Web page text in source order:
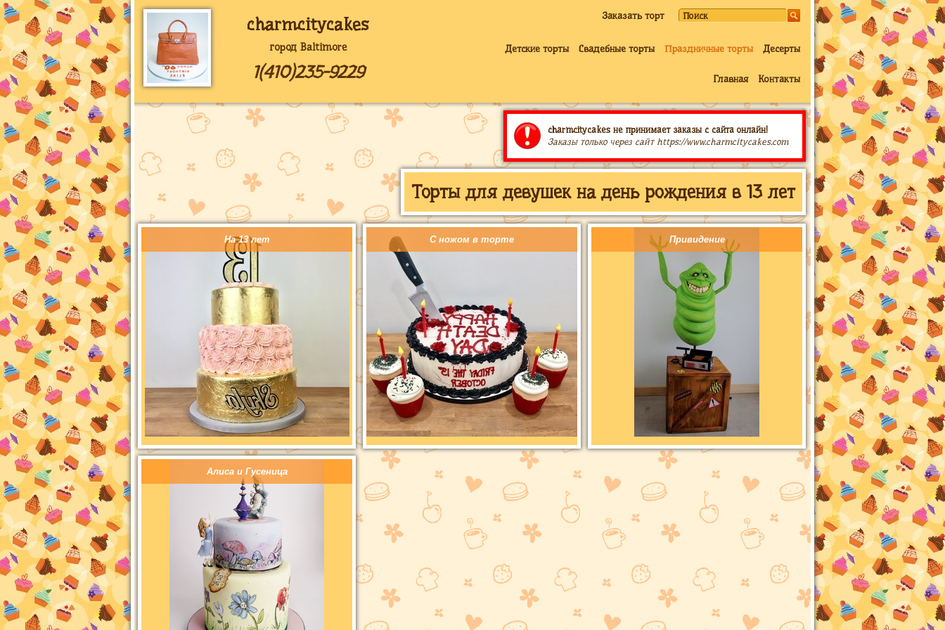
charmcitycakes
город Baltimore
1(410)235-9229
Заказать торт
Детские торты Свадебные торты Праздничные торты Десерты
Главная Контакты
charmcitycakes не принимает заказы с сайта онлайн!
Заказы только через сайт https://www.charmcitycakes.com
Торты для девушек на день рождения в 13 лет
На 13 лет С ножом в торте Привидение
Алиса и Гусеница